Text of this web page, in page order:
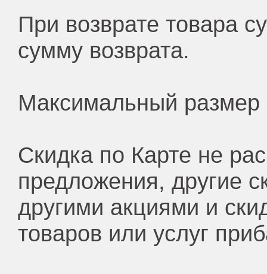
При возврате товара
сумму возврата.
Максимальный размер
Скидка по Карте не
предложения, другие
другими акциями и
товаров или услуг